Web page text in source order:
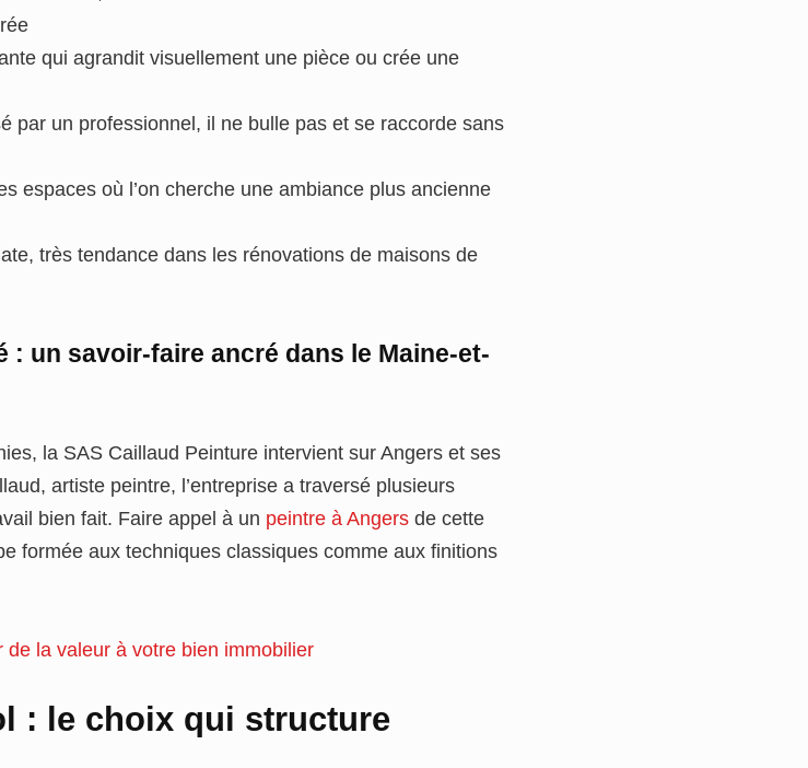
qui agrandit visuellement une pièce ou crée une
par un professionnel, il ne bulle pas et se raccorde sans
espaces où l’on cherche une ambiance plus ancienne
très tendance dans les rénovations de maisons de
: un savoir-faire ancré dans le Maine-et-
la SAS Caillaud Peinture intervient sur Angers et ses
artiste peintre, l’entreprise a traversé plusieurs
bien fait. Faire appel à un peintre à Angers de cette
formée aux techniques classiques comme aux finitions
de la valeur à votre bien immobilier
: le choix qui structure